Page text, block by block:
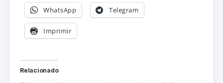
WhatsApp Telegram
Imprimir
Relacionado